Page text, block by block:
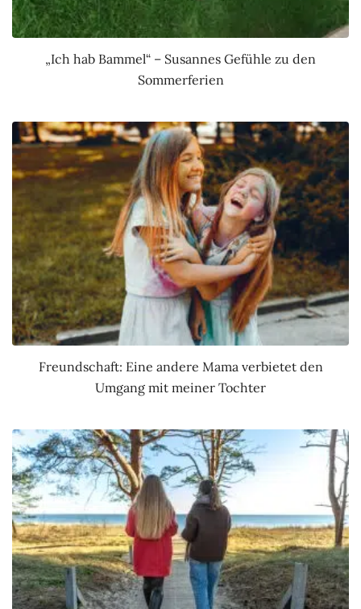
„Ich hab Bammel“ – Susannes Gefühle zu den
Sommerferien
Freundschaft: Eine andere Mama verbietet den
Umgang mit meiner Tochter